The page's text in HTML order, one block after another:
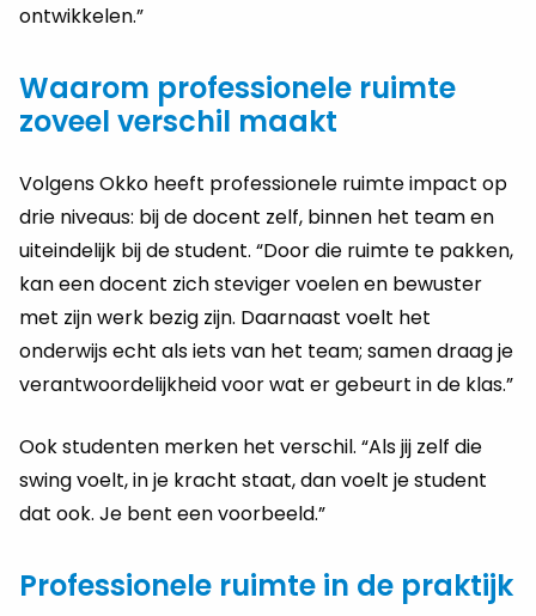
ontwikkelen.”
Waarom professionele ruimte
zoveel verschil maakt
Volgens Okko heeft professionele ruimte impact op
drie niveaus: bij de docent zelf, binnen het team en
uiteindelijk bij de student. “Door die ruimte te pakken,
kan een docent zich steviger voelen en bewuster
met zijn werk bezig zijn. Daarnaast voelt het
onderwijs echt als iets van het team; samen draag je
verantwoordelijkheid voor wat er gebeurt in de klas.”
Ook studenten merken het verschil. “Als jij zelf die
swing voelt, in je kracht staat, dan voelt je student
dat ook. Je bent een voorbeeld.”
Professionele ruimte in de praktijk